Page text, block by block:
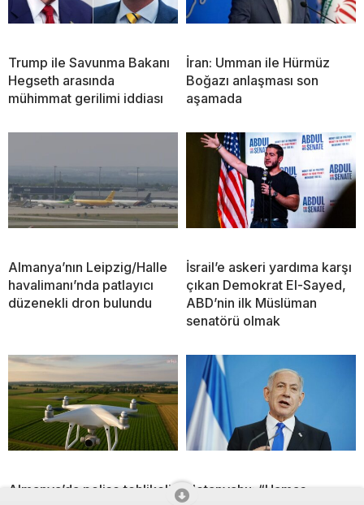
Trump ile Savunma Bakanı
Hegseth arasında
mühimmat gerilimi iddiası
İran: Umman ile Hürmüz
Boğazı anlaşması son
aşamada
Almanya’nın Leipzig/Halle
havalimanı’nda patlayıcı
düzenekli dron bulundu
İsrail’e askeri yardıma karşı
çıkan Demokrat El-Sayed,
ABD’nin ilk Müslüman
senatörü olmak
Almanya’da polise tehlikeli
Netanyahu: “Hamas